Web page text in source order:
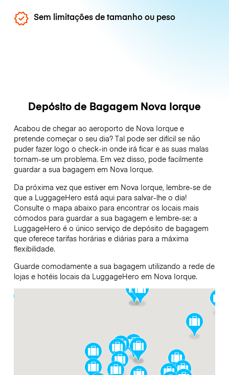
Sem limitações de tamanho ou peso
Depósito de Bagagem Nova Iorque
Acabou de chegar ao aeroporto de Nova Iorque e
pretende começar o seu dia? Tal pode ser difícil se não
puder fazer logo o check-in onde irá ficar e as suas malas
tornam-se um problema. Em vez disso, pode facilmente
guardar a sua bagagem em Nova Iorque.
Da próxima vez que estiver em Nova Iorque, lembre-se de
que a LuggageHero está aqui para salvar-lhe o dia!
Consulte o mapa abaixo para encontrar os locais mais
cómodos para guardar a sua bagagem e lembre-se: a
LuggageHero é o único serviço de depósito de bagagem
que oferece tarifas horárias e diárias para a máxima
flexibilidade.
Guarde comodamente a sua bagagem utilizando a rede de
lojas e hotéis locais da LuggageHero em Nova Iorque.